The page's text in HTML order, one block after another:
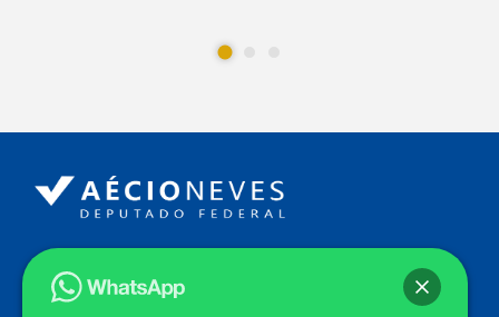
Endereço
Câmara dos Deputados
Ed. Principal, Ala C – Gabinete